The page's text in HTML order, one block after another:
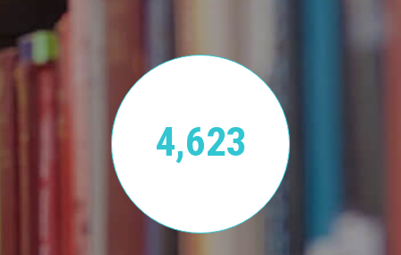
4,623